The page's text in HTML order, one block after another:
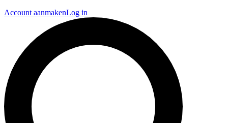
Account aanmakenLog in